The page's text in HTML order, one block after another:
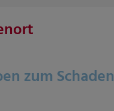
zum Schaden